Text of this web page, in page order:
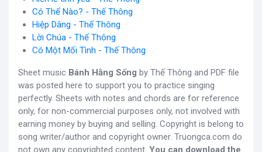
Có Thể Nào? - Thế Thông
Hiệp Dâng - Thế Thông
Lời Chúa - Thế Thông
Có Một Mối Tình - Thế Thông
Sheet music Bánh Hằng Sống by Thế Thông and PDF file
was posted here to support you to practice singing
perfectly. Sheets with notes and chords are for reference
only, for non-commercial purposes only, not involved with
earning money by buying and selling. Copyright is belong to
song writer/author and copyright owner. Truongca.com do
not own any copyrighted content. You can download the